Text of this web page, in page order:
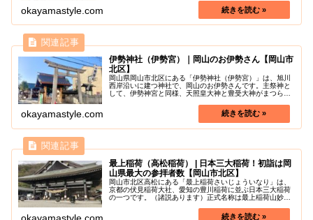
が剣（十握剣）を洗い清め、この石...
okayamastyle.com
伊勢神社（伊勢宮）｜岡山のお伊勢さん【岡山市
北区】
岡山県岡山市北区にある「伊勢神社（伊勢宮）」は、旭川
西岸沿いに建つ神社で、岡山のお伊勢さんです。主祭神と
して、伊勢神宮と同様、天照皇大神と豊受大神がまつられ
あり、式内社であると同時に、日本...
okayamastyle.com
最上稲荷（高松稲荷） | 日本三大稲荷！初詣は岡
山県最大の参拝者数【岡山市北区】
岡山市北区高松にある「最上稲荷さいじょういなり」は、
京都の伏見稲荷大社、愛知の豊川稲荷に並ぶ日本三大稲荷
の一つです。（諸説あります）正式名称は最上稲荷山妙教
松稲荷たかまついなりと呼ばれるこ...
okayamastyle.com